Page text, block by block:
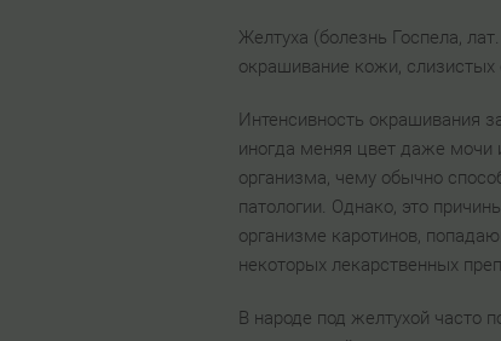
Желтуха (болезнь Госпела,
окрашивание кожи,
Интенсивность окрашивания
иногда меняя цвет даже мочи
организма, чему обычно
патологии. Однако, это
организме каротинов,
некоторых лекарственных
В народе под желтухой часто